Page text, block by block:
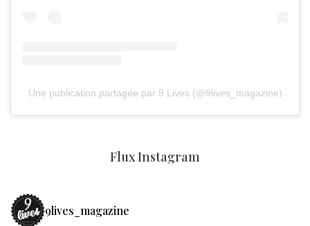
Une publication partagée par 9 Lives (@9lives_magazine)
Flux Instagram
9lives_magazine